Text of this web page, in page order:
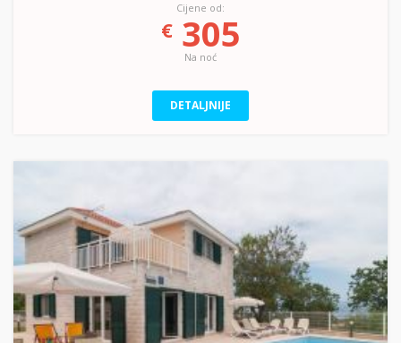
Cijene od:
€305
Na noć
DETALJNIJE